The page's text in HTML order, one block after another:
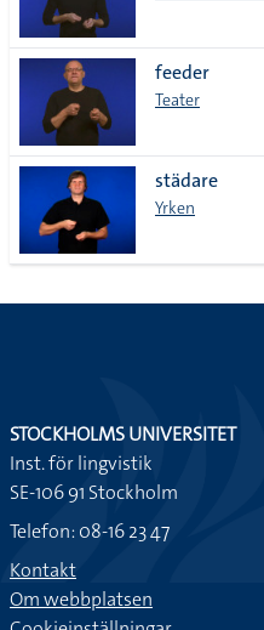
feeder
Teater
städare
Yrken
STOCKHOLMS UNIVERSITET
Inst. för lingvistik
SE-106 91 Stockholm
Telefon: 08-16 23 47
Kontakt
Om webbplatsen